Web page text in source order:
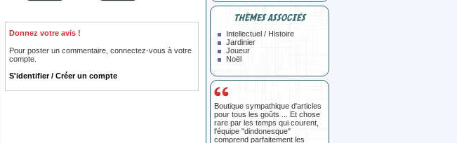
Donnez votre avis !
Pour poster un commentaire, connectez-vous à votre
compte.
S'identifier / Créer un compte
THÈMES ASSOCIÉS
Intellectuel / Histoire
Jardinier
Joueur
Noël
Boutique sympathique d'articles
pour tous les goûts ... Et chose
rare par les temps qui courent,
l'équipe "dindonesque"
comprend parfaitement les